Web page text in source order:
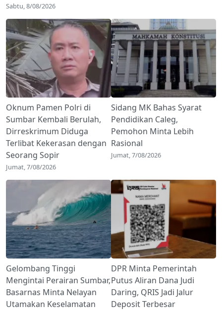
Sabtu, 8/08/2026
Oknum Pamen Polri di
Sumbar Kembali Berulah,
Dirreskrimum Diduga
Terlibat Kekerasan dengan
Seorang Sopir
Jumat, 7/08/2026
Sidang MK Bahas Syarat
Pendidikan Caleg,
Pemohon Minta Lebih
Rasional
Jumat, 7/08/2026
Gelombang Tinggi
Mengintai Perairan Sumbar,
Basarnas Minta Nelayan
Utamakan Keselamatan
DPR Minta Pemerintah
Putus Aliran Dana Judi
Daring, QRIS Jadi Jalur
Deposit Terbesar